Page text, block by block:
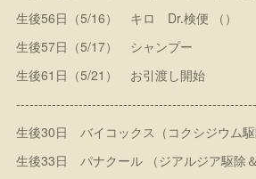
生後56日（5/16） キロ Dr.検便 （）
生後57日（5/17） シャンプー
生後61日（5/21） お引渡し開始
生後30日 バイコックス（コクシジウム駆
生後33日 パナクール （ジアルジア駆除＆